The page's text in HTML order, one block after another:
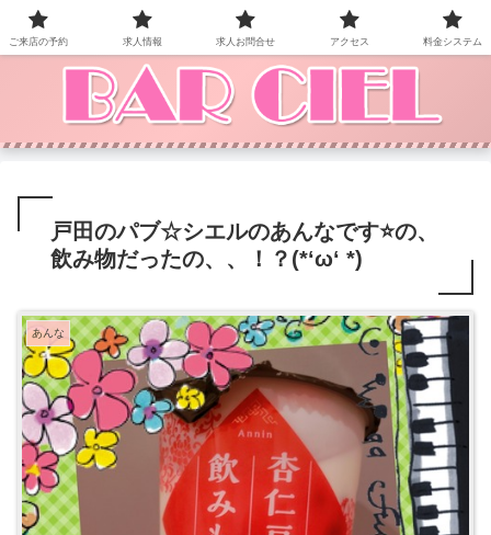
BAR CIEL！ご来店お待ちしています。
戸田のパブ☆シエルのあんなです⭐の、
飲み物だったの、、！？(*‘ω‘ *)
あんな
ご来店の予約 求人情報 求人お問合せ アクセス 料金システム